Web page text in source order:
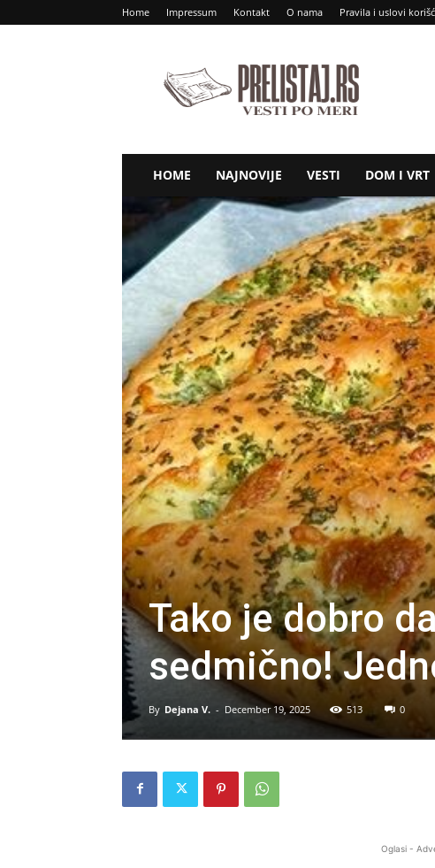
Home Impressum Kontakt O nama Pravila i uslovi
RS
HOME NAJNOVIJE VESTI DOM I VRT
Tako je dobro
sedmično!
By Dejana V. - December 19, 2025 513 0
Oglasi -